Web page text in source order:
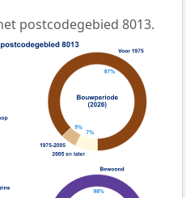
postcodegebied 8013.